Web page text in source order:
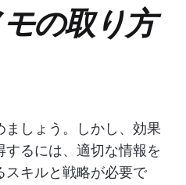
の取り方
しょう。しかし、効果
るには、適切な情報を
スキルと戦略が必要で